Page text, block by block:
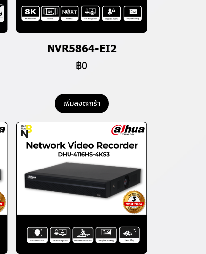
NVR5864-EI2
฿0
เพิ่มลงตะกร้า